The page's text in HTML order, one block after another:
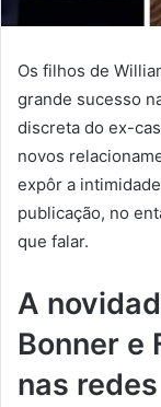
Os filhos de
grande sucesso
discreta do ex-
novos
expôr a
publicação, no
que falar.
A
Bonner e
nas